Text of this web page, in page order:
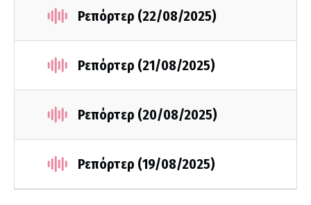
Ρεπόρτερ (22/08/2025)
Ρεπόρτερ (21/08/2025)
Ρεπόρτερ (20/08/2025)
Ρεπόρτερ (19/08/2025)